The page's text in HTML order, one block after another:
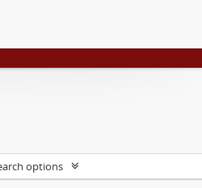
options